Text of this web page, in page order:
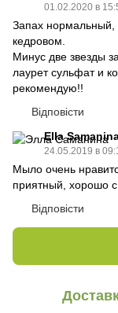
01.02.2020 в
Запах нормальный,
кедровом.
Минус две звезды
лаурет сульфат и
рекомендую!!
Відповісти
Ella
24.05.2019 в
Мыло очень
приятный, хорошо
Відповісти